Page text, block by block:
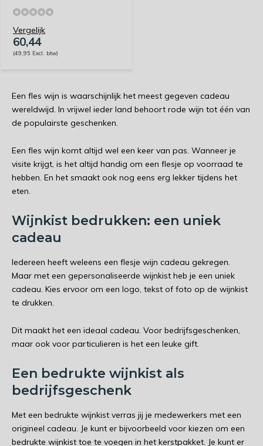
Vergelijk
60,44
(49,95 Excl. btw)
Een fles wijn is waarschijnlijk het meest gegeven cadeau
wereldwijd. In vrijwel ieder land behoort rode wijn tot één van
de populairste geschenken.
Een fles wijn komt altijd wel een keer van pas. Wanneer je
visite krijgt, is het altijd handig om een flesje op voorraad te
hebben. En het smaakt ook nog eens erg lekker tijdens het
eten.
Wijnkist bedrukken: een uniek
cadeau
Iedereen heeft weleens een flesje wijn cadeau gekregen.
Maar met een gepersonaliseerde wijnkist heb je een uniek
cadeau. Kies ervoor om een logo, tekst of foto op de wijnkist
te drukken.
Dit maakt het een ideaal cadeau. Voor bedrijfsgeschenken,
maar ook voor particulieren is het een leuke gift.
Een bedrukte wijnkist als
bedrijfsgeschenk
Met een bedrukte wijnkist verras jij je medewerkers met een
origineel cadeau. Je kunt er bijvoorbeeld voor kiezen om een
bedrukte wijnkist toe te voegen in het kerstpakket. Je kunt er